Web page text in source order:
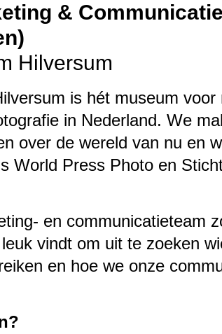
&
Hilversum
is hét museum voor
in Nederland. We
over de wereld van nu en
World Press Photo en
en communicatieteam
vindt om uit te zoeken
en hoe we onze